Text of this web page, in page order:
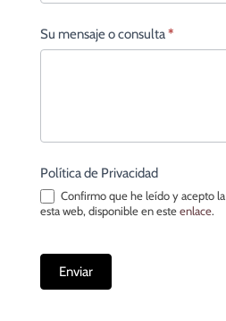
Su mensaje o consulta*
Política de Privacidad
Confirmo que he leído y acepto la
esta web, disponible en esteenlace.
Enviar